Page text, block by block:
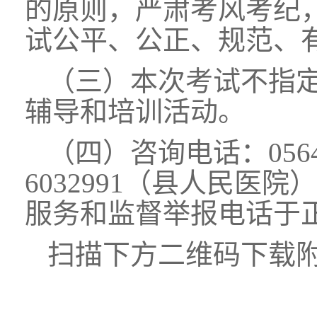
的原则，严肃考风考纪
试公平、公正、规范、
（三）本次考试不
辅导和培训活动。
（四）咨询电话：
6032991（县人民医院
服务和监督举报电话于
扫描下方二维码下载